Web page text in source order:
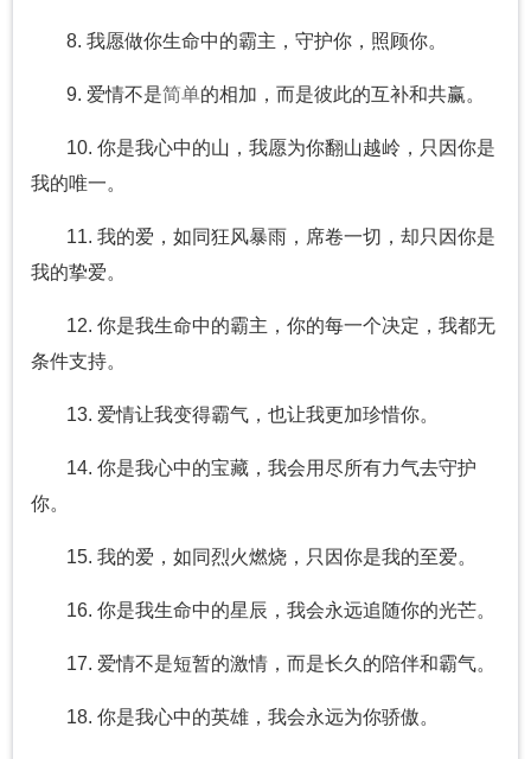
8. 我愿做你生命中的霸主，守护你，照顾你。
9. 爱情不是简单的相加，而是彼此的互补和共赢。
10. 你是我心中的山，我愿为你翻山越岭，只因你是
我的唯一。
11. 我的爱，如同狂风暴雨，席卷一切，却只因你是
我的挚爱。
12. 你是我生命中的霸主，你的每一个决定，我都无
条件支持。
13. 爱情让我变得霸气，也让我更加珍惜你。
14. 你是我心中的宝藏，我会用尽所有力气去守护
你。
15. 我的爱，如同烈火燃烧，只因你是我的至爱。
16. 你是我生命中的星辰，我会永远追随你的光芒。
17. 爱情不是短暂的激情，而是长久的陪伴和霸气。
18. 你是我心中的英雄，我会永远为你骄傲。